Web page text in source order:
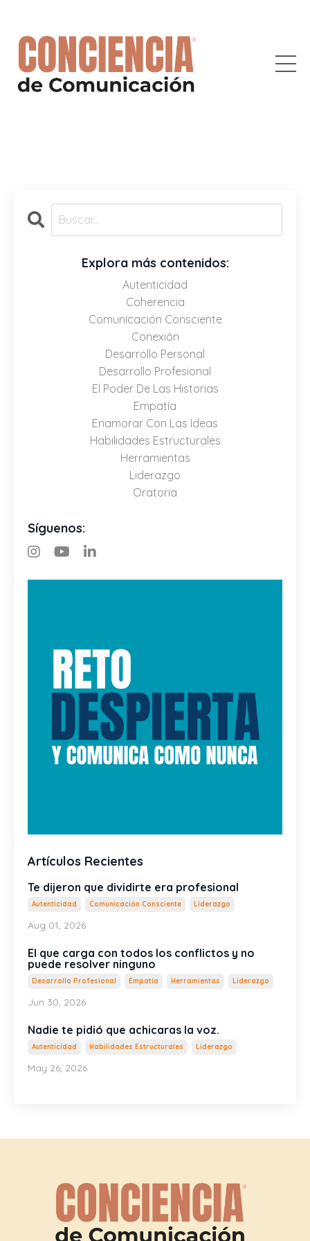
Explora más contenidos:
Autenticidad
Coherencia
Comunicación Consciente
Conexión
Desarrollo Personal
Desarrollo Profesional
El Poder De Las Historias
Empatía
Enamorar Con Las Ideas
Habilidades Estructurales
Herramientas
Liderazgo
Oratoria
Síguenos:
Artículos Recientes
Te dijeron que dividirte era profesional
Autenticidad Comunicación Consciente Liderazgo
Aug 01, 2026
El que carga con todos los conflictos y no
puede resolver ninguno
Desarrollo Profesional Empatía Herramientas Liderazgo
Jun 30, 2026
Nadie te pidió que achicaras la voz.
Autenticidad Habilidades Estructurales Liderazgo
May 26, 2026